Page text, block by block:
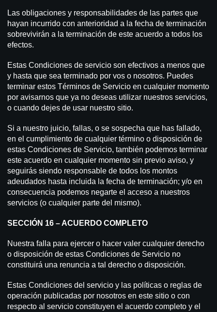
Las obligaciones y responsabilidades de las partes que
hayan incurrido con anterioridad a la fecha de terminación
sobrevivirán a la terminación de este acuerdo a todos los
efectos.
Estas Condiciones de servicio son efectivos a menos que
y hasta que sea terminado por vos o nosotros. Puedes
terminar estos Términos de Servicio en cualquier momento
por avisarnos que ya no deseas utilizar nuestros servicios,
o cuando dejes de usar nuestro sitio.
Si a nuestro juicio, fallas, o se sospecha que has fallado,
en el cumplimiento de cualquier término o disposición de
estas Condiciones de Servicio, también podemos terminar
este acuerdo en cualquier momento sin previo aviso, y
seguirás siendo responsable de todos los montos
adeudados hasta incluida la fecha de terminación; y/o en
consecuencia podemos negarte el acceso a nuestros
servicios (o cualquier parte del mismo).
SECCIÓN 16 – ACUERDO COMPLETO
Nuestra falla para ejercer o hacer valer cualquier derecho
o disposición de estas Condiciones de Servicio no
constituirá una renuncia a tal derecho o disposición.
Estas Condiciones del servicio y las políticas o reglas de
operación publicadas por nosotros en este sitio o con
respecto al servicio constituyen el acuerdo completo y el